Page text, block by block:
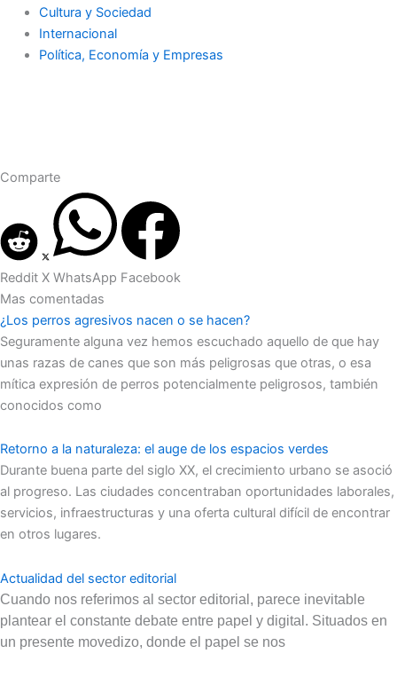
Cultura y Sociedad
Internacional
Política, Economía y Empresas
Comparte
Reddit X WhatsApp Facebook
Mas comentadas
¿Los perros agresivos nacen o se hacen?
Seguramente alguna vez hemos escuchado aquello de que hay
unas razas de canes que son más peligrosas que otras, o esa
mítica expresión de perros potencialmente peligrosos, también
conocidos como
Retorno a la naturaleza: el auge de los espacios verdes
Durante buena parte del siglo XX, el crecimiento urbano se asoció
al progreso. Las ciudades concentraban oportunidades laborales,
servicios, infraestructuras y una oferta cultural difícil de encontrar
en otros lugares.
Actualidad del sector editorial
Cuando nos referimos al sector editorial, parece inevitable
plantear el constante debate entre papel y digital. Situados en
un presente movedizo, donde el papel se nos